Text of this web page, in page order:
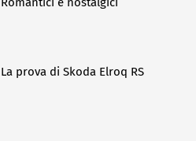
La prova di Skoda Elroq RS